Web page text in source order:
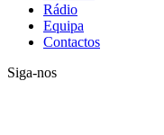
Rádio
Equipa
Contactos
Siga-nos